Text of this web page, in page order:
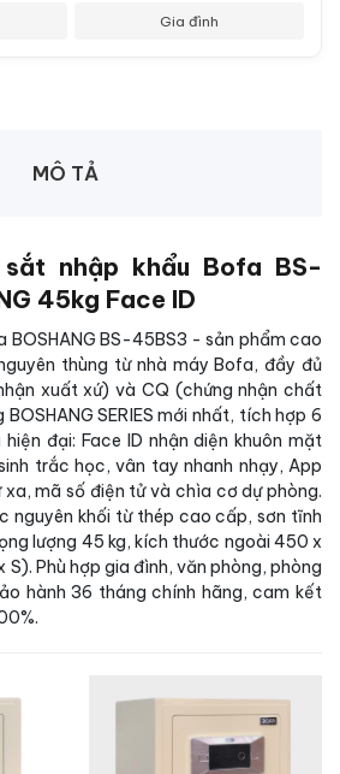
Gia đình
MÔ TẢ
nhập khẩu Bofa BS-
45kg Face ID
BOSHANG BS-45BS3 - sản phẩm cao
thùng từ nhà máy Bofa, đầy đủ
xuất xứ) và CQ (chứng nhận chất
SERIES mới nhất, tích hợp 6
đại: Face ID nhận diện khuôn mặt
trắc học, vân tay nhanh nhạy, App
mã số điện tử và chìa cơ dự phòng.
nguyên khối từ thép cao cấp, sơn tĩnh
lượng 45 kg, kích thước ngoài 450 x
Phù hợp gia đình, văn phòng, phòng
hành 36 tháng chính hãng, cam kết